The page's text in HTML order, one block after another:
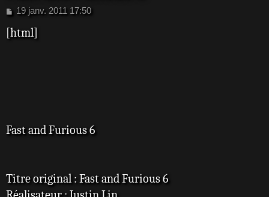
M
s
19 janv. 2011 17:50
[html]
Fast and Furious 6
Titre original : Fast and Furious 6